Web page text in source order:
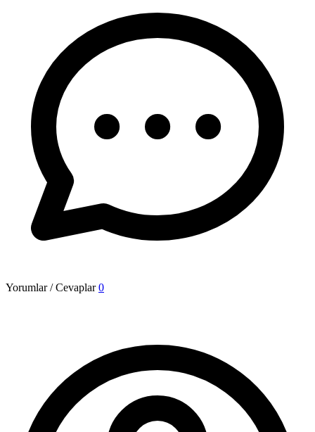
Yorumlar / Cevaplar 0